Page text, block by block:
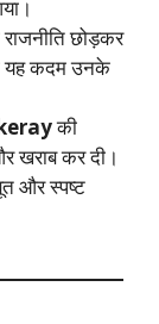
छोड़कर
यह कदम उनके
की
खराब कर दी।
और स्पष्ट